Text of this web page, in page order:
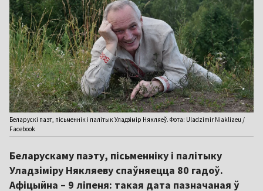
Беларускі паэт, пісьменнік і палітык Уладзімір Някляеў. Фота: Uladzimir Niakliaeu /
Facebook
Беларускаму паэту, пісьменніку і палітыку
Уладзіміру Някляеву спаўняецца 80 гадоў.
Афіцыйна – 9 ліпеня: такая дата пазначаная ў